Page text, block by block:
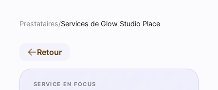
Prestataires/Services de Glow Studio Place
Retour
SERVICE EN FOCUS